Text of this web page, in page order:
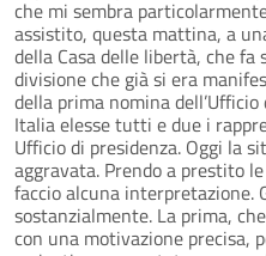
che mi sembra
assistito, questa mattina, a
della Casa delle libertà, che
divisione che già si era
della prima nomina
Italia elesse tutti e due i
Ufficio di presidenza. Oggi la
aggravata. Prendo a prestito
faccio alcuna interpretazione.
sostanzialmente. La prima,
con una motivazione precisa,